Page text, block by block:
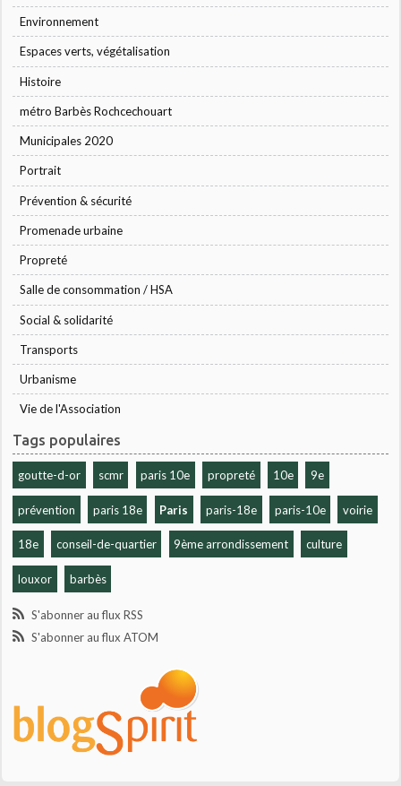
Environnement
Espaces verts, végétalisation
Histoire
métro Barbès Rochcechouart
Municipales 2020
Portrait
Prévention & sécurité
Promenade urbaine
Propreté
Salle de consommation / HSA
Social & solidarité
Transports
Urbanisme
Vie de l'Association
Tags populaires
goutte-d-or scmr paris 10e propreté 10e 9e
prévention paris 18e Paris paris-18e paris-10e voirie
18e conseil-de-quartier 9ème arrondissement culture
louxor barbès
S'abonner au flux RSS
S'abonner au flux ATOM